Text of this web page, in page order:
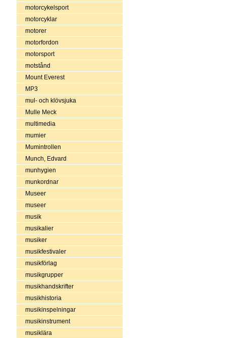
motorcykelsport
motorcyklar
motorer
motorfordon
motorsport
motstånd
Mount Everest
MP3
mul- och klövsjuka
Mulle Meck
multimedia
mumier
Mumintrollen
Munch, Edvard
munhygien
munkordnar
Museer
museer
musik
musikalier
musiker
musikfestivaler
musikförlag
musikgrupper
musikhandskrifter
musikhistoria
musikinspelningar
musikinstrument
musiklära